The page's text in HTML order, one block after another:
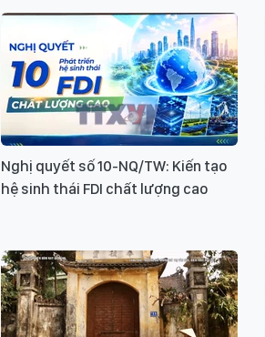
Nghị quyết số 10-NQ/TW: Kiến tạo
hệ sinh thái FDI chất lượng cao